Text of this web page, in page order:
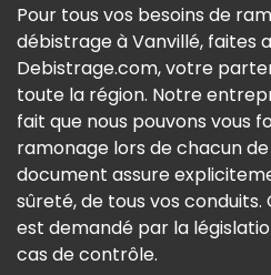
Pour tous vos besoins de
débistrage à Vanvillé, faites
Debistrage.com, votre
toute la région. Notre
fait que nous pouvons vous
ramonage lors de chacun
document assure
sûreté, de tous vos conduits.
est demandé par la
cas de contrôle.